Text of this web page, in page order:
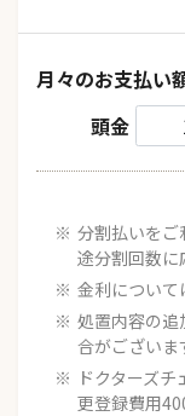
月々のお支払い
頭金
分割払いをご
途分割回数に
金利について
処置内容の追
合がございま
ドクターズ
更登録費用